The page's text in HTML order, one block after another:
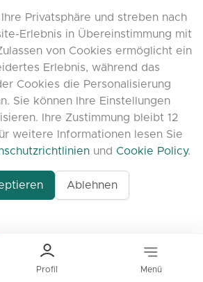
Profil Menü
www.quora.com/
Agent-7/Maximizing-
of-education-
platform | Alle Rechte
| Developed byC9 Group
Privatsphäre und streben nach
Erlebnis in Übereinstimmung mit
von Cookies ermöglicht ein
Erlebnis, während das
Cookies die Personalisierung
Sie können Ihre Einstellungen
Ihre Zustimmung bleibt 12
weitere Informationen lesen Sie
und Cookie Policy.
Ablehnen